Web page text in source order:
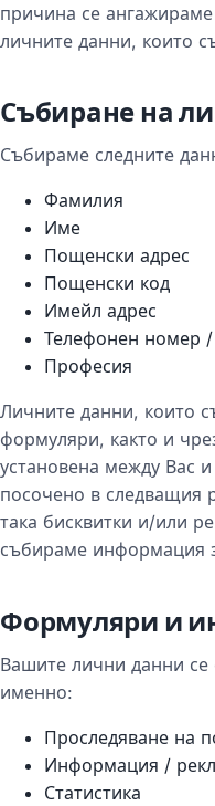
причина се
личните данни, които
Събиране на
Събираме следните
Фамилия
Име
Пощенски адрес
Пощенски код
Имейл адрес
Телефонен номер
Професия
Личните данни, които
формуляри, както и
установена между Вас
посочено в следващия
така бисквитки и/или
събираме информация
Формуляри и
Вашите лични данни
именно:
Проследяване на
Информация /
Статистика